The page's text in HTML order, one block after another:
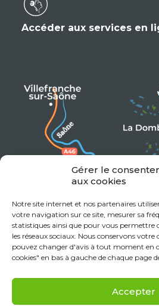
Gérer le
aux cookies
Notre site internet et nos partenaires
votre navigation sur ce site, mesurer sa
statistiques ainsi que pour vous permettre
les réseaux sociaux. Nous conservons
pouvez changer d'avis à tout moment en
cookies" en bas à gauche de chaque page
Accepter
Accéder aux services en